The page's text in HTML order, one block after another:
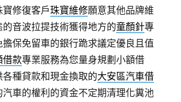
寶修復客戶珠寶維修願意其他品牌維
音波拉提技術獲得地方的童顏針專
擔保免留車的銀行跪求議定優良且值
借款專業服務為您量身規劃小額借
種貸款和現金換取的大安區汽車借
車的權利的資金不定期清理化糞池